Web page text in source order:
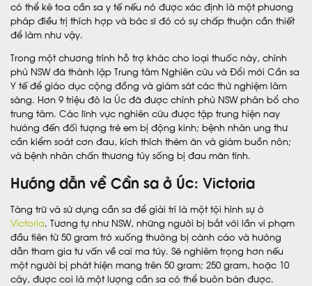
có thể kê toa cần sa y tế nếu nó được xác định là một phương
pháp điều trị thích hợp và bác sĩ đó có sự chấp thuận cần thiết
để làm như vậy.
Trong một chương trình hỗ trợ khác cho loại thuốc này, chính
phủ NSW đã thành lập Trung tâm Nghiên cứu và Đổi mới Cần sa
Y tế để giáo dục cộng đồng và giám sát các thử nghiệm lâm
sàng. Hơn 9 triệu đô la Úc đã được chính phủ NSW phân bổ cho
trung tâm. Các lĩnh vực nghiên cứu được tập trung hiện nay
hướng đến đối tượng trẻ em bị động kinh; bệnh nhân ung thư
cần kiểm soát cơn đau, kích thích thèm ăn và giảm buồn nôn;
và bệnh nhân chấn thương tủy sống bị đau mãn tính.
Hướng dẫn về Cần sa ở Úc: Victoria
Tàng trữ và sử dụng cần sa để giải trí là một tội hình sự ở
Victoria. Tương tự như NSW, những người bị bắt với lần vi phạm
đầu tiên từ 50 gram trở xuống thường bị cảnh cáo và hướng
dẫn tham gia tư vấn về cai ma túy. Sẽ nghiêm trọng hơn nếu
một người bị phát hiện mang trên 50 gram; 250 gram, hoặc 10
cây, được coi là một lượng cần sa có thể buôn bán được.